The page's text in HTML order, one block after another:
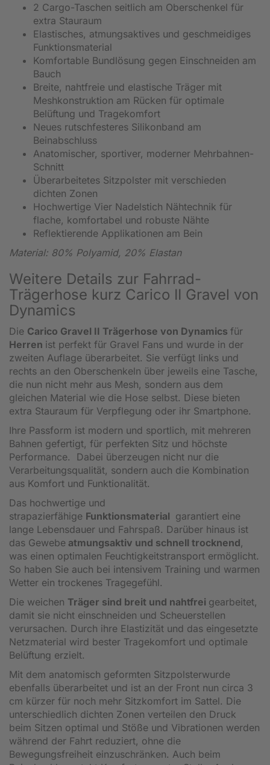
2 Cargo-Taschen seitlich am Oberschenkel für
extra Stauraum
Elastisches, atmungsaktives und geschmeidiges
Funktionsmaterial
Komfortable Bundlösung gegen Einschneiden am
Bauch
Breite, nahtfreie und elastische Träger mit
Meshkonstruktion am Rücken für optimale
Belüftung und Tragekomfort
Neues rutschfesteres Silikonband am
Beinabschluss
Anatomischer, sportiver, moderner Mehrbahnen-
Schnitt
Überarbeitetes Sitzpolster mit verschieden
dichten Zonen
Hochwertige Vier Nadelstich Nähtechnik für
flache, komfortabel und robuste Nähte
Reflektierende Applikationen am Bein
Material: 80% Polyamid, 20% Elastan
Weitere Details zur Fahrrad-
Trägerhose kurz Carico II Gravel von
Dynamics
Die Carico Gravel II Trägerhose von Dynamics für
Herren ist perfekt für Gravel Fans und wurde in der
zweiten Auflage überarbeitet. Sie verfügt links und
rechts an den Oberschenkeln über jeweils eine Tasche,
die nun nicht mehr aus Mesh, sondern aus dem
gleichen Material wie die Hose selbst. Diese bieten
extra Stauraum für Verpflegung oder ihr Smartphone.
Ihre Passform ist modern und sportlich, mit mehreren
Bahnen gefertigt, für perfekten Sitz und höchste
Performance. Dabei überzeugen nicht nur die
Verarbeitungsqualität, sondern auch die Kombination
aus Komfort und Funktionalität.
Das hochwertige und
strapazierfähige Funktionsmaterial garantiert eine
lange Lebensdauer und Fahrspaß. Darüber hinaus ist
das Gewebe atmungsaktiv und schnell trocknend,
was einen optimalen Feuchtigkeitstransport ermöglicht.
So haben Sie auch bei intensivem Training und warmen
Wetter ein trockenes Tragegefühl.
Die weichen Träger sind breit und nahtfrei gearbeitet,
damit sie nicht einschneiden und Scheuerstellen
verursachen. Durch ihre Elastizität und das eingesetzte
Netzmaterial wird bester Tragekomfort und optimale
Belüftung erzielt.
Mit dem anatomisch geformten Sitzpolsterwurde
ebenfalls überarbeitet und ist an der Front nun circa 3
cm kürzer für noch mehr Sitzkomfort im Sattel. Die
unterschiedlich dichten Zonen verteilen den Druck
beim Sitzen optimal und Stöße und Vibrationen werden
während der Fahrt reduziert, ohne die
Bewegungsfreiheit einzuschränken. Auch beim